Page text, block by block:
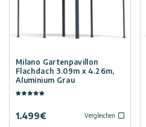
Milano Gartenpavillon
Flachdach 3.09m x 4.26m,
Aluminium Grau
1.499€ Vergleichen